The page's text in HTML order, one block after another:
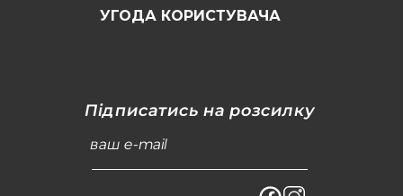
УГОДА КОРИСТУВАЧА
Підписатись на розсилку
ваш e-mail